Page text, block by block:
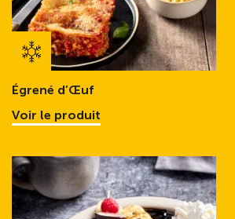
Égrené d’Œuf
Voir le produit